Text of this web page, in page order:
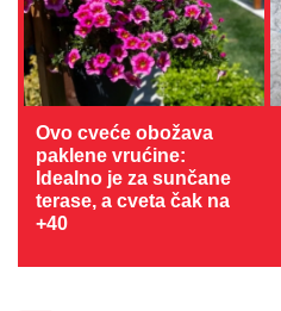
Ovo cveće obožava
paklene vrućine:
Idealno je za sunčane
terase, a cveta čak na
+40